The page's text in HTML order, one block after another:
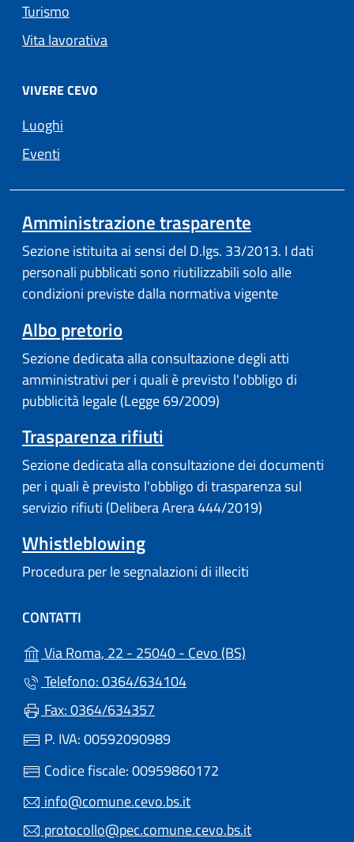
Turismo
Vita lavorativa
VIVERE CEVO
Luoghi
Eventi
Amministrazione trasparente
Sezione istituita ai sensi del D.lgs. 33/2013. I dati
personali pubblicati sono riutilizzabili solo alle
condizioni previste dalla normativa vigente
Albo pretorio
Sezione dedicata alla consultazione degli atti
amministrativi per i quali è previsto l'obbligo di
pubblicità legale (Legge 69/2009)
Trasparenza rifiuti
Sezione dedicata alla consultazione dei documenti
per i quali è previsto l'obbligo di trasparenza sul
servizio rifiuti (Delibera Arera 444/2019)
Whistleblowing
Procedura per le segnalazioni di illeciti
CONTATTI
Via Roma, 22 - 25040 - Cevo (BS)
Telefono: 0364/634104
Fax: 0364/634357
P. IVA: 00592090989
Codice fiscale: 00959860172
info@comune.cevo.bs.it
protocollo@pec.comune.cevo.bs.it